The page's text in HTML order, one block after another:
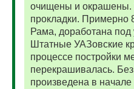
очищены и окрашены.
прокладки. Примерно
Рама, доработана под
Штатные УАЗовские
процессе постройки
перекрашивалась.
произведена в начале